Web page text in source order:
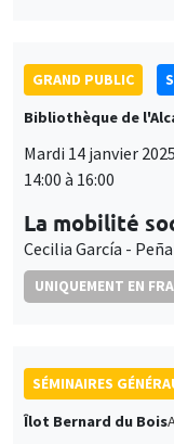
GRAND PUBLIC
Bibliothèque de
Mardi 14 janvier 2025
14:00 à 16:00
La mobilité
Cecilia García -
UNIQUEMENT EN
SÉMINAIRES
Îlot Bernard du Bois